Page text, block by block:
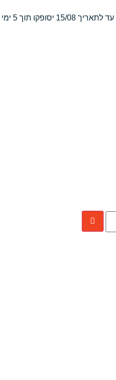
עד לתאריך 15/08 יסופקו תוך 5 ימי